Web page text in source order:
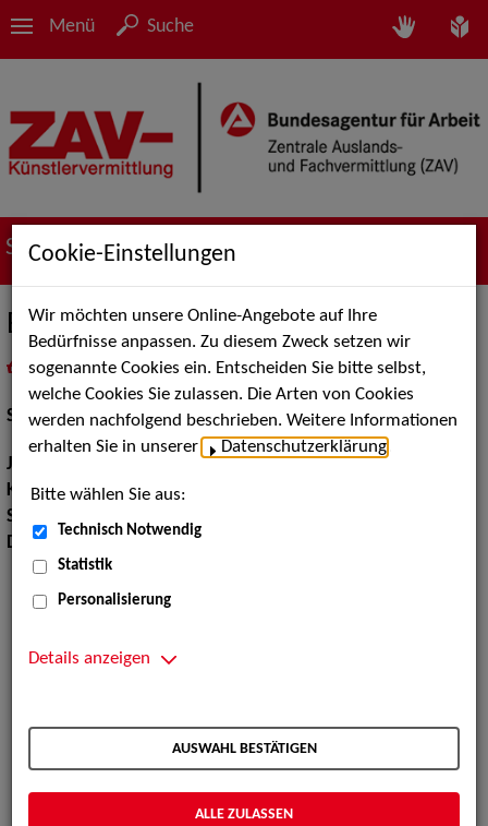
Menü Suche
Suche nach Künstler*innen
Benita Martins
als PDF speichern
inMeine Merklistelegen
Schauspiel:Bühne
Jahrgang:
Körpergröße:170 cm
Sprachen:
Dialekte:
Kärntnerisch, Österreichisch, Wienerisch
Cookie-Einstellungen
Wir möchten unsere Online-Angebote auf Ihre
Bedürfnisse anpassen. Zu diesem Zweck setzen wir
sogenannte Cookies ein. Entscheiden Sie bitte selbst,
welche Cookies Sie zulassen. Die Arten von Cookies
werden nachfolgend beschrieben. Weitere Informationen
erhalten Sie in unserer
Datenschutzerklärung
Bitte wählen Sie aus:
Technisch Notwendig
Statistik
Personalisierung
Details anzeigen
AUSWAHL BESTÄTIGEN
ALLE ZULASSEN